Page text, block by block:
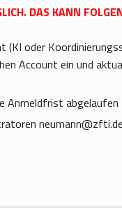
DAS KANN
(KI oder
Account ein und
Anmeldfrist abgelaufen
neumann@zfti.de